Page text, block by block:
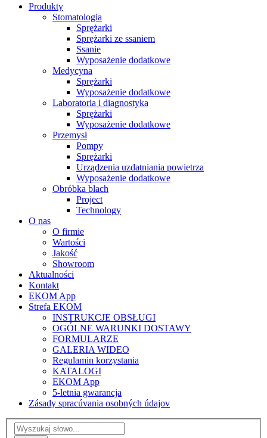
Produkty
Stomatologia
Sprężarki
Sprężarki ze ssaniem
Ssanie
Wyposażenie dodatkowe
Medycyna
Sprężarki
Wyposażenie dodatkowe
Laboratoria i diagnostyka
Sprężarki
Wyposażenie dodatkowe
Przemysł
Pompy
Sprężarki
Urządzenia uzdatniania powietrza
Wyposażenie dodatkowe
Obróbka blach
Project
Technology
O nas
O firmie
Wartości
Jakość
Showroom
Aktualności
Kontakt
EKOM App
Strefa EKOM
INSTRUKCJE OBSŁUGI
OGÓLNE WARUNKI DOSTAWY
FORMULARZE
GALERIA WIDEO
Regulamin korzystania
KATALOGI
EKOM App
5-letnia gwarancja
Zásady spracúvania osobných údajov